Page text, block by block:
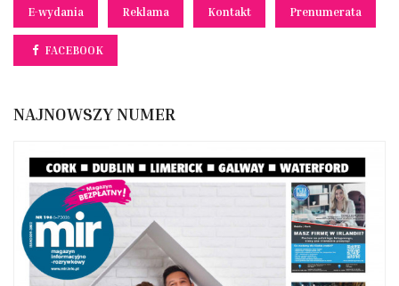
E-wydania Reklama Kontakt Prenumerata
FACEBOOK
NAJNOWSZY NUMER